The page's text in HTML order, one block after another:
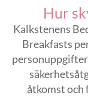
Hur
Kalkstenens
Breakfasts
åtkomst